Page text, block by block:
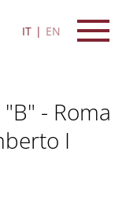
IT EN
- Roma
I